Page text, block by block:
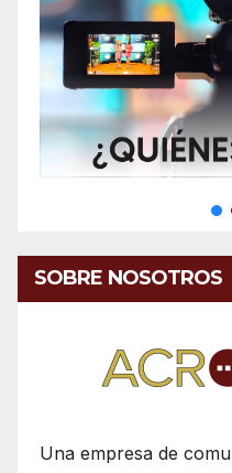
SOBRE NOSOTROS
Una empresa de